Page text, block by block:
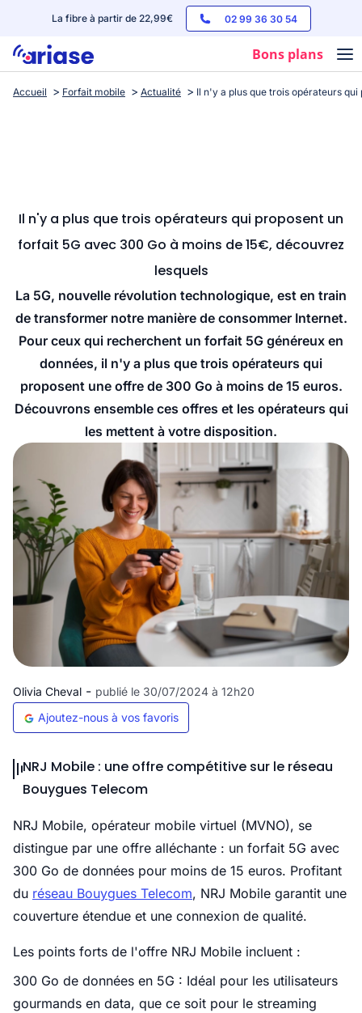
La fibre à partir de 22,99€ 02 99 36 30 54
Bons plans
Box internet
Streaming
Accueil Forfait mobile Actualité Il n'y a plus que trois opérateurs
Il n'y a plus que trois opérateurs qui proposent un
forfait 5G avec 300 Go à moins de 15€, découvrez
lesquels
La 5G, nouvelle révolution technologique, est en train
de transformer notre manière de consommer Internet.
Pour ceux qui recherchent un forfait 5G généreux en
données, il n'y a plus que trois opérateurs qui
proposent une offre de 300 Go à moins de 15 euros.
Découvrons ensemble ces offres et les opérateurs qui
les mettent à votre disposition.
Olivia Cheval - publié le 30/07/2024 à 12h20
Ajoutez-nous à vos favoris
NRJ Mobile : une offre compétitive sur le réseau
Bouygues Telecom
NRJ Mobile, opérateur mobile virtuel (MVNO), se
distingue par une offre alléchante : un forfait 5G avec
300 Go de données pour moins de 15 euros. Profitant
du réseau Bouygues Telecom, NRJ Mobile garantit une
couverture étendue et une connexion de qualité.
Les points forts de l'offre NRJ Mobile incluent :
300 Go de données en 5G : Idéal pour les utilisateurs
gourmands en data, que ce soit pour le streaming